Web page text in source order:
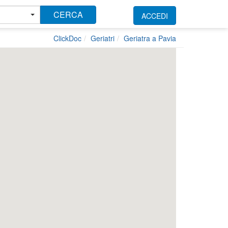
CERCA ACCEDI
ClickDoc Geriatri Geriatra a Pavia